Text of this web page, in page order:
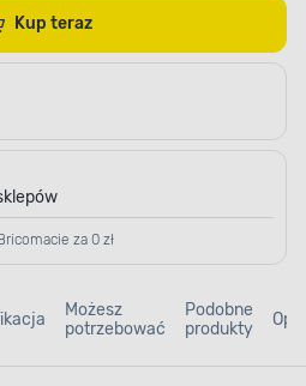
Kup teraz
za 0 zł
Możesz
potrzebować
Podobne
produkty